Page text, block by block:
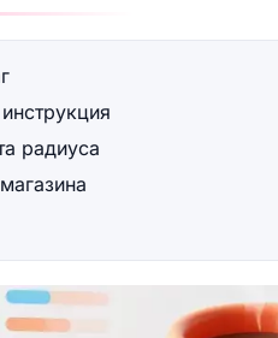
радиуса